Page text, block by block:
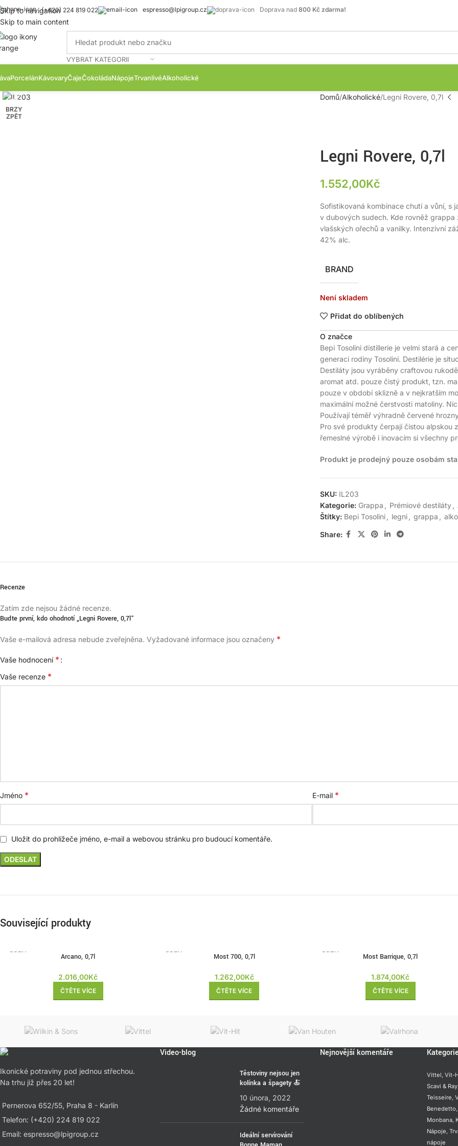
Skip to navigation
Skip to main content
(+420) 224 819 022 espresso@lpigroup.cz Doprava nad 800 Kč zdarma!
VYBRAT KATEGORII
PorcelánKávovaryČajeČokoládaNápojeTrvanlivéAlkoholické
BRZY
ZPĚT
Zobrazit produktovou fotku
Domů Alkoholické Legni Rovere, 0,7l
Legni Rovere, 0,7l
1.552,00Kč
Sofistikovaná kombinace chutí a vůní, s
v dubových sudech. Kde rovněž
vlašských ořechů a vanilky. Intenzivní
42% alc.
BRAND
Není skladem
Přidat do oblíbených
O značce
Bepi Tosolini distillerie je velmi stará a
generaci rodiny Tosolini. Destilérie je
Destiláty jsou vyráběny craftovou
aromat atd. pouze čistý produkt, tzn.
pouze v období sklizně a v nejkratším
maximální možné čerstvosti matoliny.
Používají téměř výhradně červené
Pro své produkty čerpají čistou alpskou
řemeslné výrobě i inovacím si všechny
Produkt je prodejný pouze osobám
VÝROBCE
DISTILLERIE CAMEL S.p.A – 33040
SKLADOVACÍ PODMÍNKY
SKU: IL203
Kategorie: Grappa Prémiové destiláty
Štítky: Bepi Tosolini legni grappa
Share:
Recenze
Zatím zde nejsou žádné recenze.
Buďte první, kdo ohodnotí „Legni Rovere, 0,7l“
Vaše e-mailová adresa nebude zveřejněna. Vyžadované informace jsou označeny *
Vaše hodnocení *
Vaše recenze *
Jméno * E-mail *
Uložit do prohlížeče jméno, e-mail a webovou stránku pro budoucí komentáře.
Související produkty
BRZY
Arcano, 0,7l
2.016,00Kč
ČTĚTE VÍCE
BRZY
Most 700, 0,7l
1.262,00Kč
ČTĚTE VÍCE
BRZY
Most Barrique, 0,7l
1.874,00Kč
ČTĚTE VÍCE
Ikonické potraviny pod jednou střechou.
Na trhu již přes 20 let!
Pernerova 652/55, Praha 8 - Karlín
Telefon: (+420) 224 819 022
Email: espresso@lpigroup.cz
Video-blog
Těstoviny nejsou jen
kolínka a špagety 🍝
10 února, 2022
Žádné komentáře
Ideální servírování
Nejnovější komentáře
Vittel, Vit-
Scavi & Ray,
Teisseire,
Benedetto,
Monbana,
Nápoje,
nápoje